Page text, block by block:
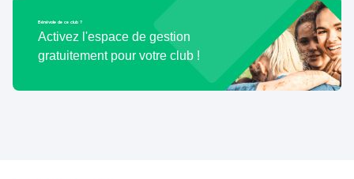
Bénévole de ce club ?
Activez l'espace de gestion
gratuitement pour votre club !